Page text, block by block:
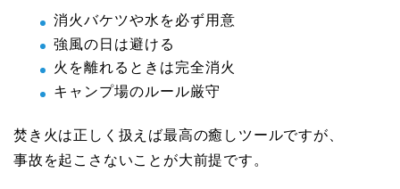
消火バケツや水を必ず用意
強風の日は避ける
火を離れるときは完全消火
キャンプ場のルール厳守
焚き火は正しく扱えば最高の癒しツールですが、
事故を起こさないことが大前提です。